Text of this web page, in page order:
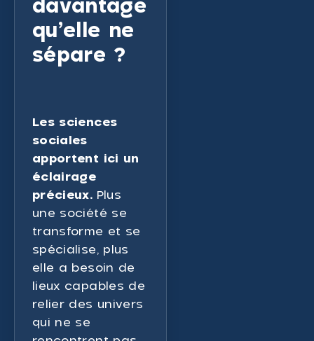
qu’elle ne
sépare ?
Les sciences
sociales
apportent ici un
éclairage
précieux. Plus
une société se
transforme et se
spécialise, plus
elle a besoin de
lieux capables de
relier des univers
qui ne se